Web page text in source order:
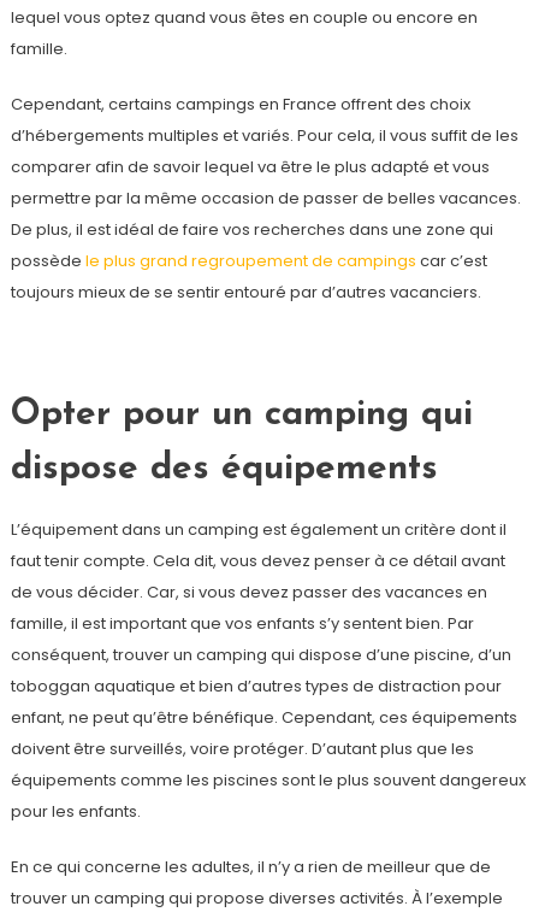
lequel vous optez quand vous êtes en couple ou encore en
famille.
Cependant, certains campings en France offrent des choix
d’hébergements multiples et variés. Pour cela, il vous suffit de les
comparer afin de savoir lequel va être le plus adapté et vous
permettre par la même occasion de passer de belles vacances.
De plus, il est idéal de faire vos recherches dans une zone qui
possède le plus grand regroupement de campings car c’est
toujours mieux de se sentir entouré par d’autres vacanciers.
Opter pour un camping qui
dispose des équipements
L’équipement dans un camping est également un critère dont il
faut tenir compte. Cela dit, vous devez penser à ce détail avant
de vous décider. Car, si vous devez passer des vacances en
famille, il est important que vos enfants s’y sentent bien. Par
conséquent, trouver un camping qui dispose d’une piscine, d’un
toboggan aquatique et bien d’autres types de distraction pour
enfant, ne peut qu’être bénéfique. Cependant, ces équipements
doivent être surveillés, voire protéger. D’autant plus que les
équipements comme les piscines sont le plus souvent dangereux
pour les enfants.
En ce qui concerne les adultes, il n’y a rien de meilleur que de
trouver un camping qui propose diverses activités. À l’exemple